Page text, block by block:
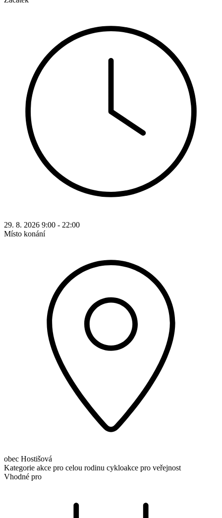
29. 8. 2026 9:00 - 22:00
Místo konání
obec Hostišová
Kategorie akce pro celou rodinu cykloakce pro veřejnost
Vhodné pro